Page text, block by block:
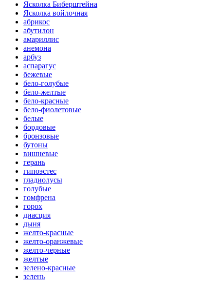
Ясколка Биберштейна
Ясколка войлочная
абрикос
абутилон
амариллис
анемона
арбуз
аспарагус
бежевые
бело-голубые
бело-желтые
бело-красные
бело-фиолетовые
белые
бордовые
бронзовые
бутоны
вишневые
герань
гипоэстес
гладиолусы
голубые
гомфрена
горох
диасция
дыня
желто-красные
желто-оранжевые
желто-черные
желтые
зелено-красные
зелень